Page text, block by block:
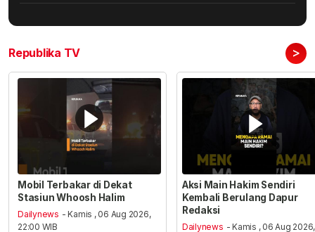
Republika TV >
Mobil Terbakar di Dekat
Stasiun Whoosh Halim
Dailynews - Kamis , 06 Aug 2026,
22:00 WIB
Aksi Main Hakim Sendiri
Kembali Berulang Dapur
Redaksi
Dailynews - Kamis , 06 Aug 2026,